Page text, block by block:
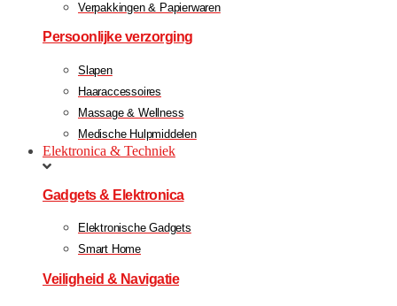
Verpakkingen & Papierwaren
Persoonlijke verzorging
Slapen
Haaraccessoires
Massage & Wellness
Medische Hulpmiddelen
Elektronica & Techniek
Gadgets & Elektronica
Elektronische Gadgets
Smart Home
Veiligheid & Navigatie